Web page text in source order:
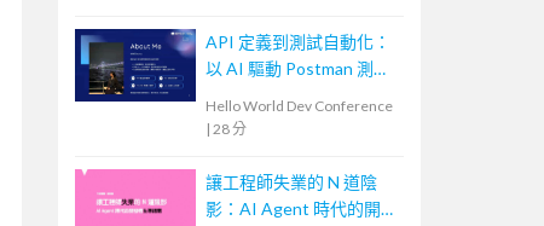
API 定義到測試自動化：
以 AI 驅動 Postman 測試
Hello World Dev Conference
| 28 分
讓工程師失業的 N 道陰
影：AI Agent 時代的開發